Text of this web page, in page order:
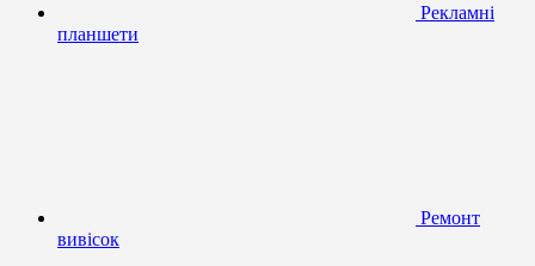
Рекламні
планшети
Ремонт
вивісок